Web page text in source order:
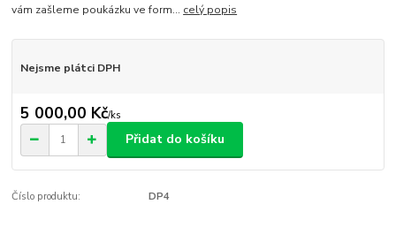
vám zašleme poukázku ve form... celý popis
Nejsme plátci DPH
5 000,00 Kč/ks
Přidat do košíku
Číslo produktu: DP4